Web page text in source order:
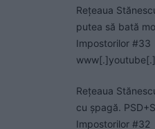
Rețeaua
putea să bată
Impostorilor #33
Rețeaua
cu șpagă.
Impostorilor #32